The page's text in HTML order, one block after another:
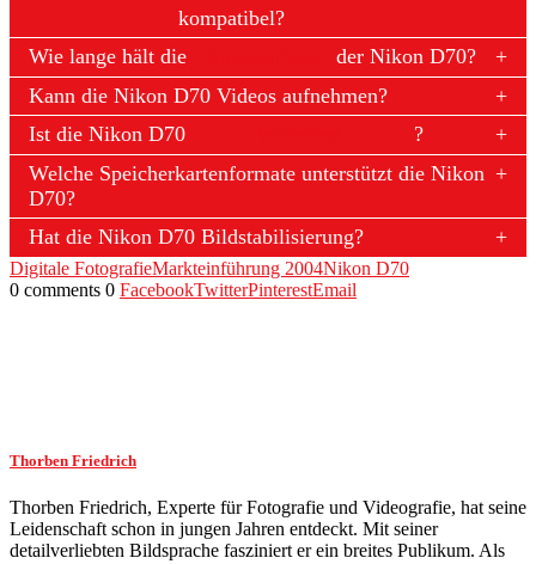
kompatibel?
Wie lange hält die
der Nikon D70?
Kann die Nikon D70 Videos aufnehmen?
Ist die Nikon D70
?
Welche Speicherkartenformate unterstützt die Nikon
D70?
Hat die Nikon D70 Bildstabilisierung?
Digitale FotografieMarkteinführung 2004Nikon D70
0 comments 0 FacebookTwitterPinterestEmail
Thorben Friedrich
Thorben Friedrich, Experte für Fotografie und Videografie, hat seine
Leidenschaft schon in jungen Jahren entdeckt. Mit seiner
detailverliebten Bildsprache fasziniert er ein breites Publikum. Als